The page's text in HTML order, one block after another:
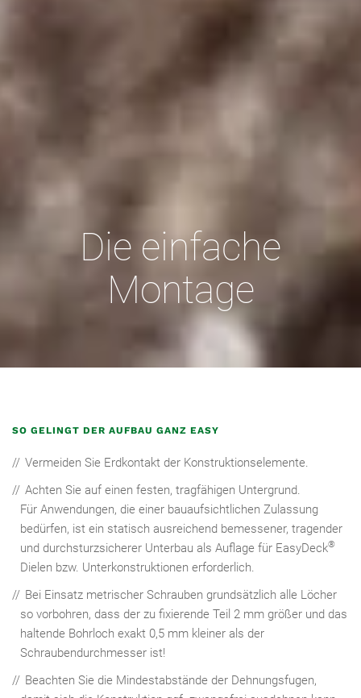
Die einfache
Montage
SO GELINGT DER AUFBAU GANZ EASY
Vermeiden Sie Erdkontakt der Konstruktionselemente.
Achten Sie auf einen festen, tragfähigen Untergrund.
Für Anwendungen, die einer bauaufsichtlichen Zulassung
bedürfen, ist ein statisch ausreichend bemessener, tragender
und durchsturzsicherer Unterbau als Auflage für EasyDeck®
Dielen bzw. Unterkonstruktionen erforderlich.
Bei Einsatz metrischer Schrauben grundsätzlich alle Löcher
so vorbohren, dass der zu fixierende Teil 2 mm größer und das
haltende Bohrloch exakt 0,5 mm kleiner als der
Schraubendurchmesser ist!
Beachten Sie die Mindestabstände der Dehnungsfugen,